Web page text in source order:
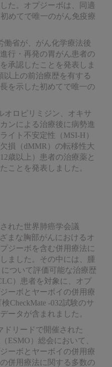
た。オプジーボは、同適
めてで唯一のがん免疫療
働省が、がん化学療法後
行・再発の胃がん患者の
承認したことを発表しま
以上の前治療歴を有する
を示した初めてで唯一の
オロピリミジン、オキサ
ンによる治療後に病勢進
イト不安定性（MSI-H）
損（dMMR）の転移性大
歳以上）患者の治療薬と
ことを発表しました。
れた世界肺癌学会議
まな胸部がんにおけるオ
ジーボを含む併用療法に
ました。その中には、腫
ついて評価可能な治療歴
）患者を対象に、オプ
ーボとヤーボイの併用療
CheckMate -032試験のサ
ータが含まれました。
ドリードで開催された
ESMO）総会において、
ーボとヤーボイの併用療
併用療法に関する多数の